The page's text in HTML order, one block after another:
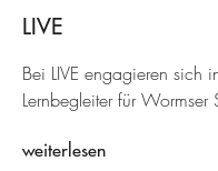
LIVE
Bei LIVE engagieren sich
Lernbegleiter für Wormser
weiterlesen